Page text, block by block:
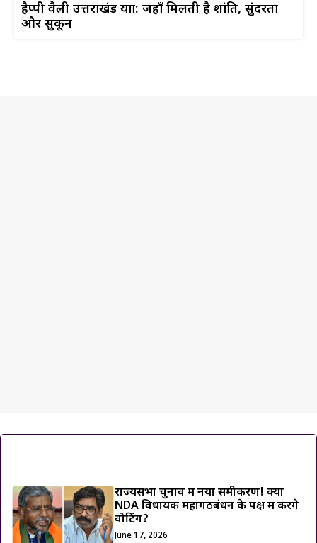
हैप्पी वैली उत्तराखंड यात्रा: जहाँ मिलती है शांति, सुंदरता
और सुकून
राज्यसभा चुनाव में नया समीकरण! क्या
NDA विधायक महागठबंधन के पक्ष में करेंगे
वोटिंग?
June 17, 2026